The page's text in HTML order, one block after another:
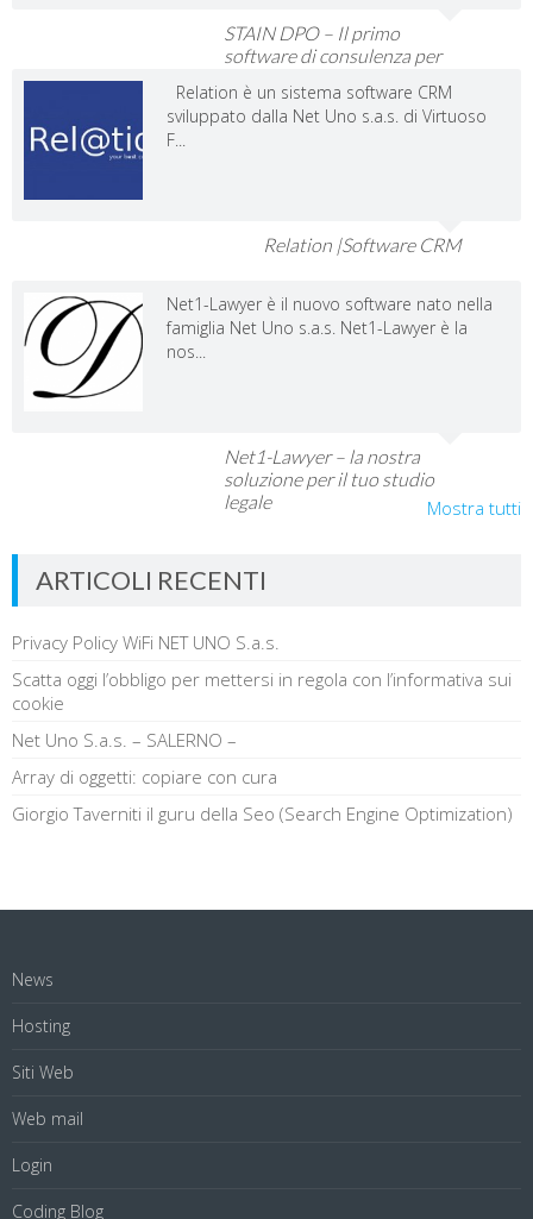
STAIN DPO – Il primo
software di consulenza per
Relation è un sistema software CRM
sviluppato dalla Net Uno s.a.s. di Virtuoso
F...
Relation |Software CRM
Net1-Lawyer è il nuovo software nato nella
famiglia Net Uno s.a.s. Net1-Lawyer è la
nos...
Net1-Lawyer – la nostra
soluzione per il tuo studio
legale
Mostra tutti
ARTICOLI RECENTI
Privacy Policy WiFi NET UNO S.a.s.
Scatta oggi l’obbligo per mettersi in regola con l’informativa sui
cookie
Net Uno S.a.s. – SALERNO –
Array di oggetti: copiare con cura
Giorgio Taverniti il guru della Seo (Search Engine Optimization)
News
Hosting
Siti Web
Web mail
Login
Coding Blog